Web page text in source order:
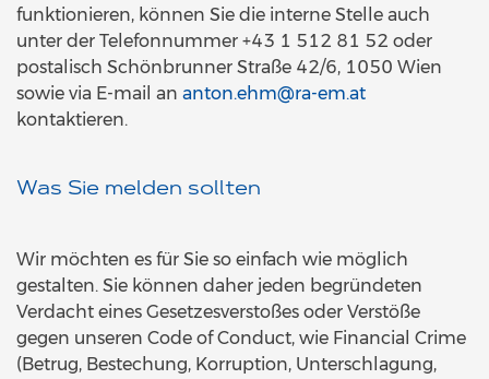
funktionieren, können Sie die interne Stelle auch
unter der Telefonnummer +43 1 512 81 52 oder
postalisch Schönbrunner Straße 42/6, 1050 Wien
sowie via E-mail an anton.ehm@ra-em.at
kontaktieren.
Was Sie melden sollten
Wir möchten es für Sie so einfach wie möglich
gestalten. Sie können daher jeden begründeten
Verdacht eines Gesetzesverstoßes oder Verstöße
gegen unseren Code of Conduct, wie Financial Crime
(Betrug, Bestechung, Korruption, Unterschlagung,